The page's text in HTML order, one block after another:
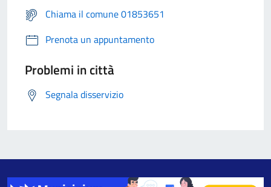
Chiama il comune 01853651
Prenota un appuntamento
Problemi in città
Segnala disservizio